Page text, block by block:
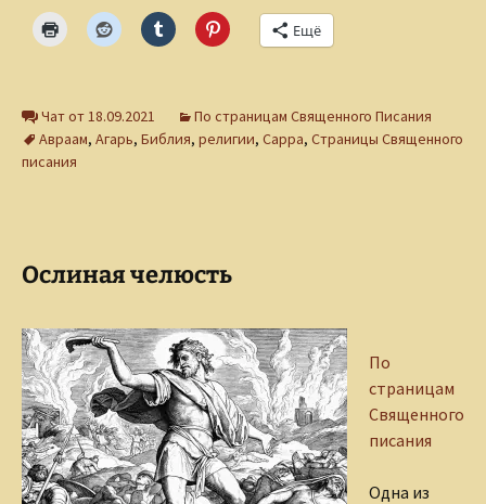
Ещё
Чат от 18.09.2021
По страницам Священного Писания
Авраам, Агарь, Библия, религии, Сарра, Страницы Священного
писания
Ослиная челюсть
По
страницам
Священного
писания
Одна из